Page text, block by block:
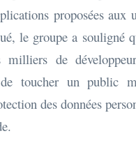
proposées aux
le groupe a souligné
de
toucher un public
des données